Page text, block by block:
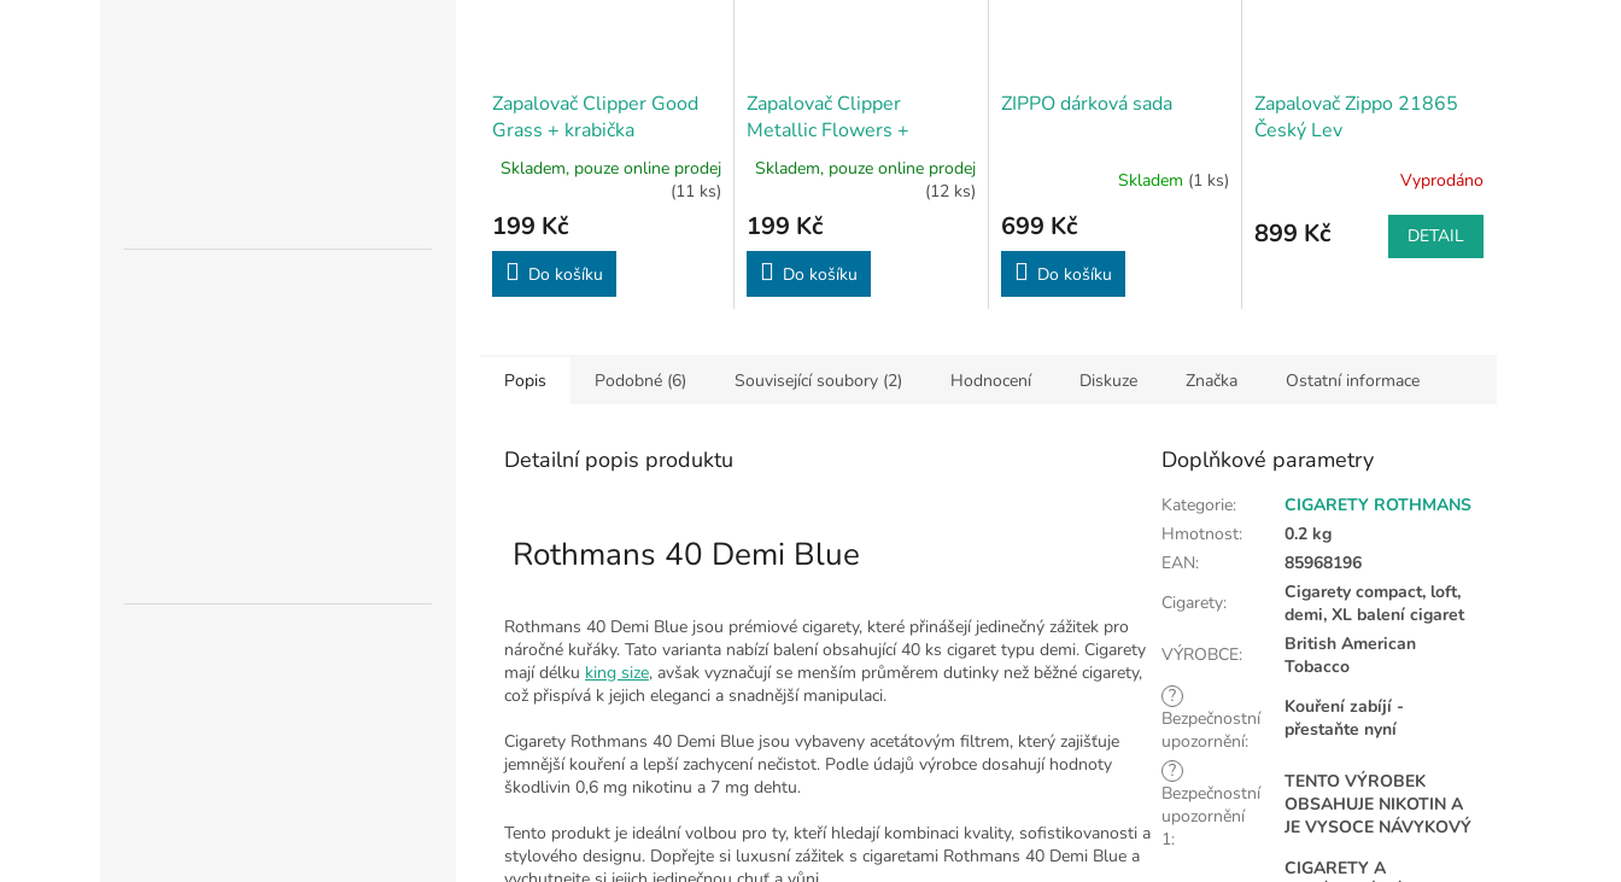
Zapalovač Clipper Good
Grass + krabička
Skladem, pouze online prodej
(11 ks)
199 Kč
Do košíku
Zapalovač Clipper
Metallic Flowers +
krabička
Skladem, pouze online prodej
(12 ks)
199 Kč
Do košíku
ZIPPO dárková sada
Skladem (1 ks)
699 Kč
Do košíku
Zapalovač Zippo 21865
Český Lev
Vyprodáno
899 Kč DETAIL
Popis Podobné (6) Související soubory (2) Hodnocení Diskuze Značka Ostatní informace
Detailní popis produktu
Rothmans 40 Demi Blue
Rothmans 40 Demi Blue jsou prémiové cigarety, které přinášejí jedinečný zážitek pro
náročné kuřáky. Tato varianta nabízí balení obsahující 40 ks cigaret typu demi. Cigarety
mají délku king size, avšak vyznačují se menším průměrem dutinky než běžné cigarety,
což přispívá k jejich eleganci a snadnější manipulaci.
Cigarety Rothmans 40 Demi Blue jsou vybaveny acetátovým filtrem, který zajišťuje
jemnější kouření a lepší zachycení nečistot. Podle údajů výrobce dosahují hodnoty
škodlivin 0,6 mg nikotinu a 7 mg dehtu.
Tento produkt je ideální volbou pro ty, kteří hledají kombinaci kvality, sofistikovanosti a
stylového designu. Dopřejte si luxusní zážitek s cigaretami Rothmans 40 Demi Blue a
Doplňkové parametry
Kategorie:
CIGARETY ROTHMANS
Hmotnost:
0.2 kg
EAN:
85968196
Cigarety:
Cigarety compact, loft,
demi, XL balení cigaret
VÝROBCE:
British American
Tobacco
?
Bezpečnostní
upozornění:
Kouření zabíjí -
přestaňte nyní
?
Bezpečnostní
upozornění
1:
TENTO VÝROBEK
OBSAHUJE NIKOTIN A
JE VYSOCE NÁVYKOVÝ
CIGARETY A